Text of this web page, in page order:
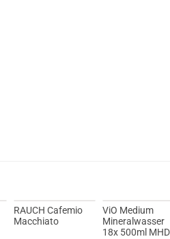
RAUCH Cafemio
Macchiato
ViO Medium
Mineralwasser
18x 500ml MHD